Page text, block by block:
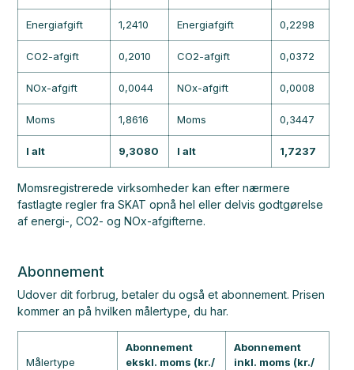
Energiafgift 1,2410 Energiafgift 0,2298
CO2-afgift 0,2010 CO2-afgift 0,0372
NOx-afgift 0,0044 NOx-afgift 0,0008
Moms 1,8616 Moms 0,3447
I alt 9,3080 I alt 1,7237
Momsregistrerede virksomheder kan efter nærmere
fastlagte regler fra SKAT opnå hel eller delvis godtgørelse
af energi-, CO2- og NOx-afgifterne.
Abonnement
Udover dit forbrug, betaler du også et abonnement. Prisen
kommer an på hvilken målertype, du har.
Målertype
Abonnement
ekskl. moms (kr./
Abonnement
inkl. moms (kr./